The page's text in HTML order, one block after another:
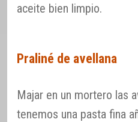
aceite bien limpio.
Praliné de avellana
Majar en un mortero las
tenemos una pasta fina